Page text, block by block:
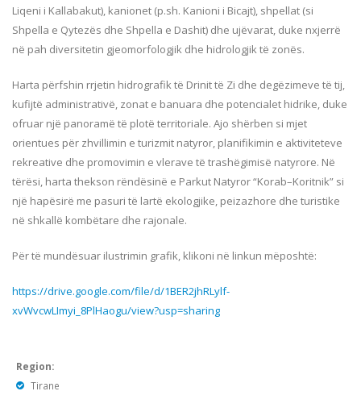
Liqeni i Kallabakut), kanionet (p.sh. Kanioni i Bicajt), shpellat (si
Shpella e Qytezës dhe Shpella e Dashit) dhe ujëvarat, duke nxjerrë
në pah diversitetin gjeomorfologjik dhe hidrologjik të zonës.
Harta përfshin rrjetin hidrografik të Drinit të Zi dhe degëzimeve të tij,
kufijtë administrativë, zonat e banuara dhe potencialet hidrike, duke
ofruar një panoramë të plotë territoriale. Ajo shërben si mjet
orientues për zhvillimin e turizmit natyror, planifikimin e aktiviteteve
rekreative dhe promovimin e vlerave të trashëgimisë natyrore. Në
tërësi, harta thekson rëndësinë e Parkut Natyror “Korab–Koritnik” si
një hapësirë me pasuri të lartë ekologjike, peizazhore dhe turistike
në shkallë kombëtare dhe rajonale.
Për të mundësuar ilustrimin grafik, klikoni në linkun mëposhtë:
https://drive.google.com/file/d/1BER2jhRLylf-
xvWvcwLImyi_8PlHaogu/view?usp=sharing
Region:
Tirane